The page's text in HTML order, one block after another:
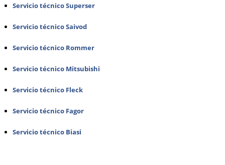
Servicio técnico Superser
Servicio técnico Saivod
Servicio técnico Rommer
Servicio técnico Mitsubishi
Servicio técnico Fleck
Servicio técnico Fagor
Servicio técnico Biasi